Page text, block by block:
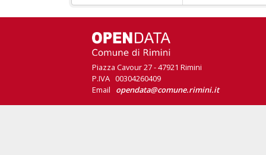
Piazza Cavour 27 - 47921 Rimini
P.IVA 00304260409
Email opendata@comune.rimini.it